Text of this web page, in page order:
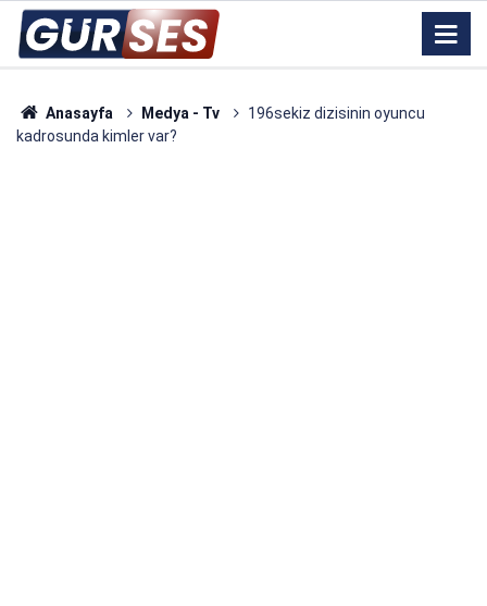
Anasayfa Medya - Tv
196sekiz dizisinin oyuncu
kadrosunda kimler var?